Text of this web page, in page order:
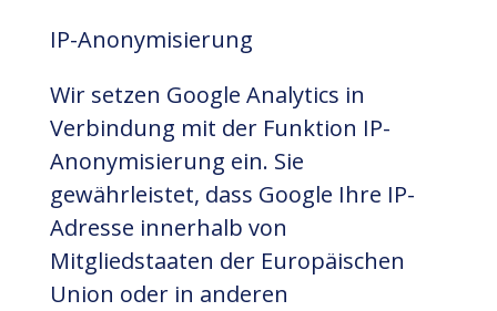
IP-Anonymisierung
Wir setzen Google Analytics in
Verbindung mit der Funktion IP-
Anonymisierung ein. Sie
gewährleistet, dass Google Ihre IP-
Adresse innerhalb von
Mitgliedstaaten der Europäischen
Union oder in anderen